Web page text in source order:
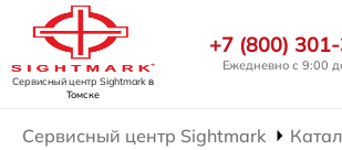
Сервисный центр Sightmarkв
Томске
+7 (800)
Ежедневно с 9:00
Сервисный центр Sightmark